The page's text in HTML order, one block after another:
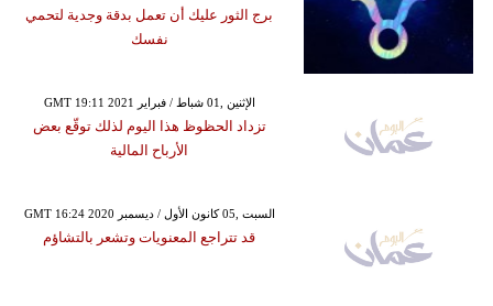
برج الثور عليك أن تعمل بدقة وجدية لتحمي
نفسك
GMT 19:11 2021 الإثنين ,01 شباط / فبراير
تزداد الحظوظ هذا اليوم لذلك توقّع بعض
الأرباح المالية
GMT 16:24 2020 السبت ,05 كانون الأول / ديسمبر
قد تتراجع المعنويات وتشعر بالتشاؤم